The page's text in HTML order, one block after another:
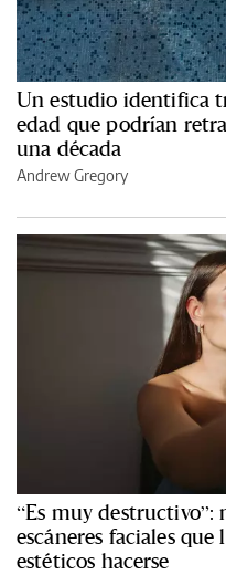
Un estudio identifica
edad que podrían
una década
Andrew Gregory
“Es muy destructivo”:
escáneres faciales
estéticos hacerse